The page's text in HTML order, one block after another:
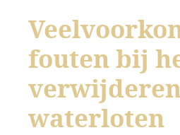
fouten bij
waterloten